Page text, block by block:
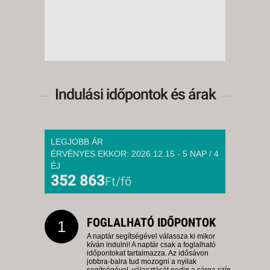
8 NAP / 7 ÉJSZAKA
8 NAP / 7 ÉJSZAKA
2026. DECEMBER 21., HÉTFŐ -
12 NAP / 11 ÉJSZAKA
2026. DECEMBER 22., KEDD -
8 NAP / 7 ÉJSZAKA
2026. DECEMBER 22., KEDD -
5 NAP / 4 ÉJSZAKA
Indulási időpontok és árak
LEGJOBB ÁR
ÉRVÉNYES EKKOR: 2026.12.15 - 5 NAP / 4
ÉJ
352 863Ft/fő
1 FOGLALHATÓ IDŐPONTOK
A naptár segítségével válassza ki mikor
kíván indulni! A naptár csak a foglalható
időpontokat tartalmazza. Az idősávon
jobbra-balra tud mozogni a nyilak